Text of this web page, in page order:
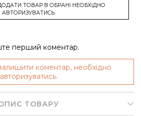
ТОВАР В ОБРАНІ НЕОБХІДНО
АВТОРИЗУВАТИСЬ.
перший коментар.
коментар, необхідно
авторизуватись.
ТОВАРУ